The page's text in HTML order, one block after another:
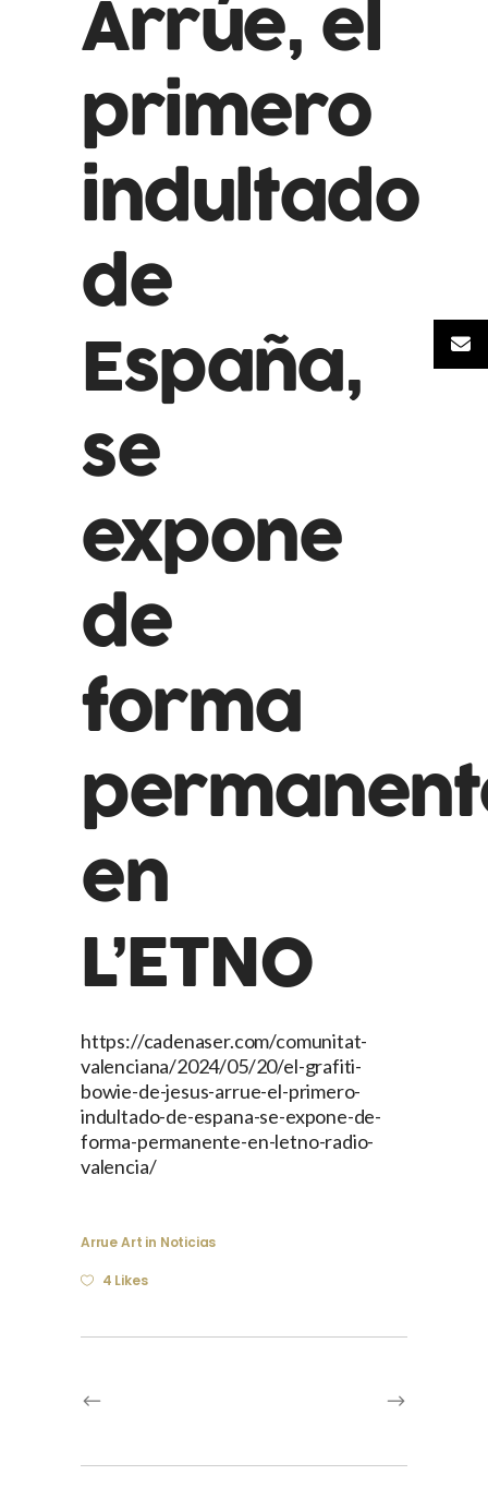
Arrúe, el
primero
indultado
de
España,
se
expone
de
forma
en
L’ETNO
https://cadenaser.com/comunitat-
valenciana/2024/05/20/el-grafiti-
bowie-de-jesus-arrue-el-primero-
indultado-de-espana-se-expone-de-
forma-permanente-en-letno-radio-
valencia/
Arrue Art in Noticias
4 Likes